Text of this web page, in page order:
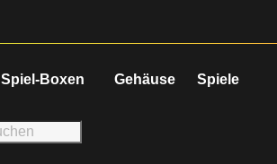
Spiel-Boxen Gehäuse Spiele